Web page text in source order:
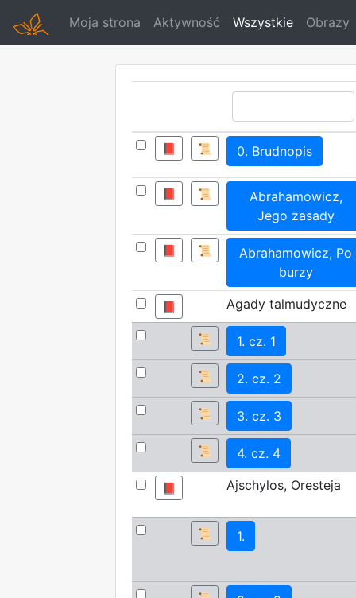
Moja strona Aktywność Wszystkie Obrazy
📕 📜 0. Brudnopis
📕 📜
Abrahamowicz,
Jego zasady
📕 📜
Abrahamowicz, Po
burzy
📕 Agady talmudyczne
📜 1. cz. 1
📜 2. cz. 2
📜 3. cz. 3
📜 4. cz. 4
📕 Ajschylos, Oresteja
📜 1.